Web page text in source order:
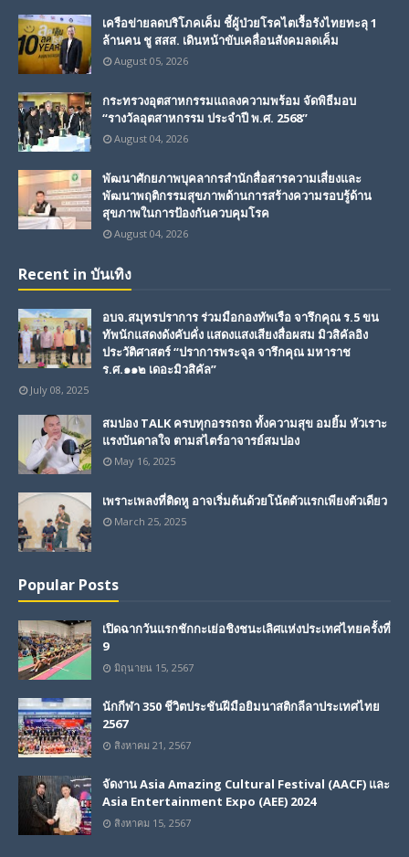
เครือข่ายลดบริโภคเค็ม ชี้ผู้ป่วยโรคไตเรื้อรังไทยทะลุ 1
ล้านคน ชู สสส. เดินหน้าขับเคลื่อนสังคมลดเค็ม
August 05, 2026
กระทรวงอุตสาหกรรมแถลงความพร้อม จัดพิธีมอบ
“รางวัลอุตสาหกรรม ประจำปี พ.ศ. 2568”
August 04, 2026
พัฒนาศักยภาพบุคลากรสำนักสื่อสารความเสี่ยงและ
พัฒนาพฤติกรรมสุขภาพด้านการสร้างความรอบรู้ด้าน
สุขภาพในการป้องกันควบคุมโรค
August 04, 2026
Recent in บันเทิง
อบจ.สมุทรปราการ ร่วมมือกองทัพเรือ จารึกคุณ ร.5 ขน
ทัพนักแสดงดังคับคั่ง แสดงแสงเสียงสื่อผสม มิวสิคัลอิง
ประวัติศาสตร์ “ปราการพระจุล จารึกคุณ มหาราช
ร.ศ.๑๑๒ เดอะมิวสิคัล”
July 08, 2025
สมปอง TALK ครบทุกอรรถรถ ทั้งความสุข อมยิ้ม หัวเราะ
แรงบันดาลใจ ตามสไตร์อาจารย์สมปอง
May 16, 2025
เพราะเพลงที่ติดหู อาจเริ่มต้นด้วยโน้ตตัวแรกเพียงตัวเดียว
March 25, 2025
Popular Posts
เปิดฉากวันแรกชักกะเย่อชิงชนะเลิศแห่งประเทศไทยครั้งที่
9
มิถุนายน 15, 2567
นักกีฬา 350 ชีวิตประชันฝีมือยิมนาสติกลีลาประเทศไทย
2567
สิงหาคม 21, 2567
จัดงาน Asia Amazing Cultural Festival (AACF) และ
Asia Entertainment Expo (AEE) 2024
สิงหาคม 15, 2567